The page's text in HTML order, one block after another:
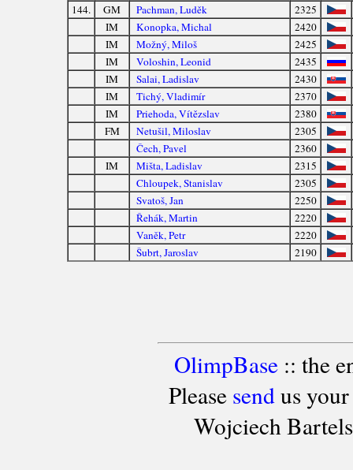
144.
GM Pachman, Luděk
2325
IM
Konopka, Michal
2420
IM
Možný, Miloš
2425
IM
Voloshin, Leonid
2435
IM
Salai, Ladislav
2430
IM
Tichý, Vladimír
2370
IM
Priehoda, Vítězslav
2380
FM
Netušil, Miloslav
2305
Čech, Pavel
2360
IM
Mišta, Ladislav
2315
Chloupek, Stanislav
2305
Svatoš, Jan
2250
Řehák, Martin
2220
Vaněk, Petr
2220
Šubrt, Jaroslav
2190
OlimpBase:: the
Please sendus your
Wojciech